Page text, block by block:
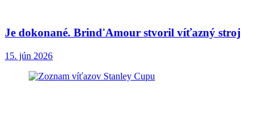
Je dokonané. Brind'Amour stvoril víťazný stroj
15. jún 2026